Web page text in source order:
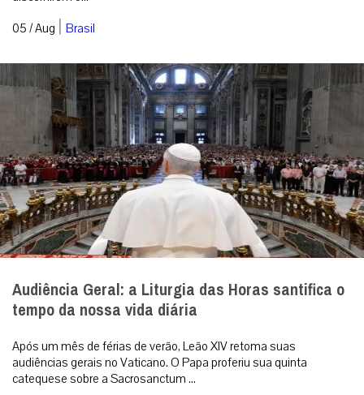
05 / Aug | Brasil
Audiência Geral: a Liturgia das Horas santifica o
tempo da nossa vida diária
Após um mês de férias de verão, Leão XIV retoma suas
audiências gerais no Vaticano. O Papa proferiu sua quinta
catequese sobre a Sacrosanctum ...